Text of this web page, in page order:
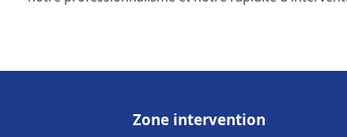
Zone intervention